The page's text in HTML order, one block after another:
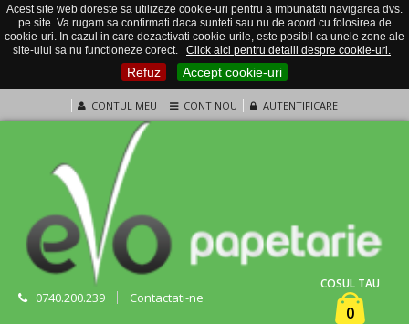
Acest site web doreste sa utilizeze cookie-uri pentru a imbunatati navigarea dvs.
pe site. Va rugam sa confirmati daca sunteti sau nu de acord cu folosirea de
cookie-uri. In cazul in care dezactivati cookie-urile, este posibil ca unele zone ale
site-ului sa nu functioneze corect.
Click aici pentru detalii despre cookie-uri.
Refuz Accept cookie-uri
CONTUL MEU CONT NOU AUTENTIFICARE
0740.200.239 Contactati-ne
COSUL TAU
0